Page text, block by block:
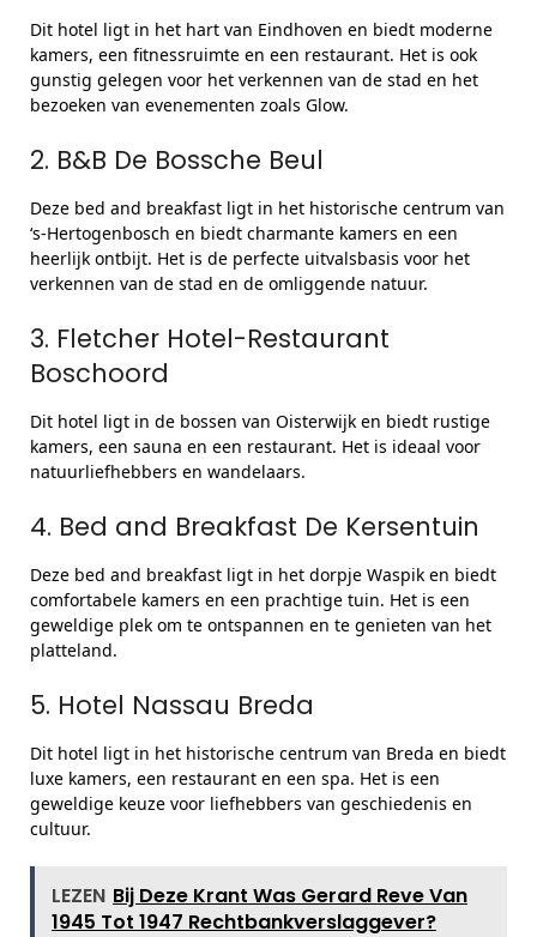
Dit hotel ligt in het hart van Eindhoven en biedt moderne
kamers, een fitnessruimte en een restaurant. Het is ook
gunstig gelegen voor het verkennen van de stad en het
bezoeken van evenementen zoals Glow.
2. B&B De Bossche Beul
Deze bed and breakfast ligt in het historische centrum van
‘s-Hertogenbosch en biedt charmante kamers en een
heerlijk ontbijt. Het is de perfecte uitvalsbasis voor het
verkennen van de stad en de omliggende natuur.
3. Fletcher Hotel-Restaurant
Boschoord
Dit hotel ligt in de bossen van Oisterwijk en biedt rustige
kamers, een sauna en een restaurant. Het is ideaal voor
natuurliefhebbers en wandelaars.
4. Bed and Breakfast De Kersentuin
Deze bed and breakfast ligt in het dorpje Waspik en biedt
comfortabele kamers en een prachtige tuin. Het is een
geweldige plek om te ontspannen en te genieten van het
platteland.
5. Hotel Nassau Breda
Dit hotel ligt in het historische centrum van Breda en biedt
luxe kamers, een restaurant en een spa. Het is een
geweldige keuze voor liefhebbers van geschiedenis en
cultuur.
LEZEN Bij Deze Krant Was Gerard Reve Van
1945 Tot 1947 Rechtbankverslaggever?